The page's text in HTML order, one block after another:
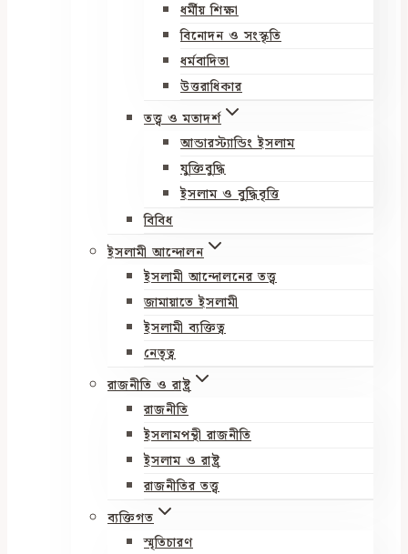
ধর্মীয় শিক্ষা
বিনোদন ও সংস্কৃতি
ধর্মবাদিতা
উত্তরাধিকার
তত্ত্ব ও মতাদর্শ
আন্ডারস্ট্যান্ডিং ইসলাম
যুক্তিবুদ্ধি
ইসলাম ও বুদ্ধিবৃত্তি
বিবিধ
ইসলামী আন্দোলন
ইসলামী আন্দোলনের তত্ত্ব
জামায়াতে ইসলামী
ইসলামী ব্যক্তিত্ব
নেতৃত্ব
রাজনীতি ও রাষ্ট্র
রাজনীতি
ইসলামপন্থী রাজনীতি
ইসলাম ও রাষ্ট্র
রাজনীতির তত্ত্ব
ব্যক্তিগত
স্মৃতিচারণ